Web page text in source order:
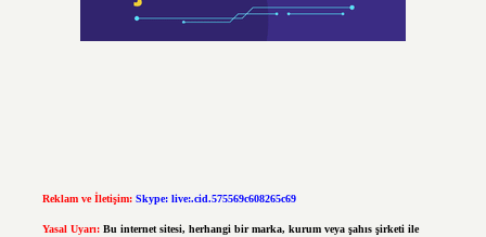
Reklam ve İletişim: Skype: live:.cid.575569c608265c69
Yasal Uyarı: Bu internet sitesi, herhangi bir marka, kurum veya şahıs şirketi ile